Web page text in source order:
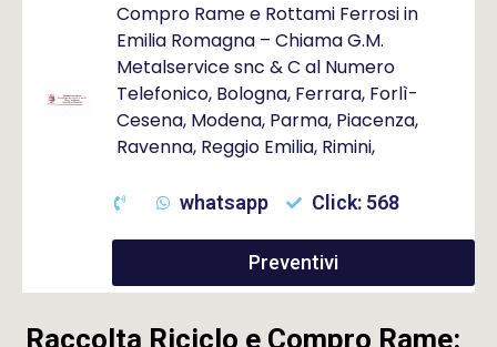
Compro Rame e Rottami Ferrosi in
Emilia Romagna – Chiama G.M.
Metalservice snc & C al Numero
Telefonico, Bologna, Ferrara, Forlì-
Cesena, Modena, Parma, Piacenza,
Ravenna, Reggio Emilia, Rimini,
whatsapp Click: 568
Preventivi
Raccolta Riciclo e Compro Rame: